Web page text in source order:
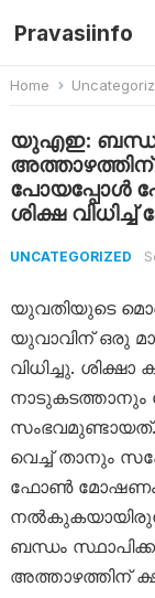
Pravasiinfo
Home
യുഎഇ: ബന്ധം
അത്താഴത്തിന്
പോയപ്പോള്‍
ശിക്ഷ വിധിച്ച്
UNCATEGORIZED
യുവതിയുടെ
യുവാവിന് ഒരു
വിധിച്ചു.
നാടുകടത്താനും
സംഭവമുണ്ടായത്.
വെച്ച് താനും
ഫോൺ മോഷണം
ബന്ധം
അത്താഴത്തിന്